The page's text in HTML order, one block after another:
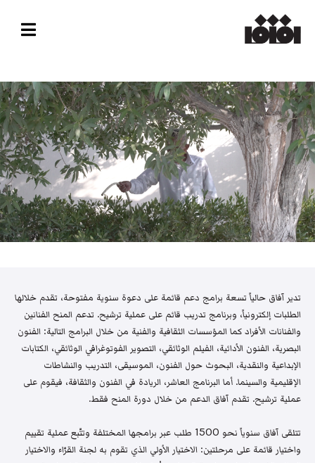
تدير آفاق حالياً تسعة برامج دعم قائمة على دعوة سنوية مفتوحة، تقدم خلالها
الطلبات إلكترونياً، وبرنامج تدريب قائم على عملية ترشيح. تدعم المنح الفنانين
والفنانات الأفراد كما المؤسسات الثقافية والفنية من خلال البرامج التالية: الفنون
البصرية، الفنون الأدائية، الفيلم الوثائقي، التصوير الفوتوغرافي الوثائقي، الكتابات
الإبداعية والنقدية، البحوث حول الفنون، الموسيقى، التدريب والنشاطات
الإقليمية والسينما. أما البرنامج العاشر، الريادة في الفنون والثقافة، فيقوم على
عملية ترشيح. تقدم آفاق الدعم من خلال دورة المنح فقط.
تتلقى آفاق سنوياً نحو 1500 طلب عبر برامجها المختلفة وتتّبع عملية تقييم
واختيار قائمة على مرحلتين: الاختيار الأولي الذي تقوم به لجنة القرّاء والاختيار